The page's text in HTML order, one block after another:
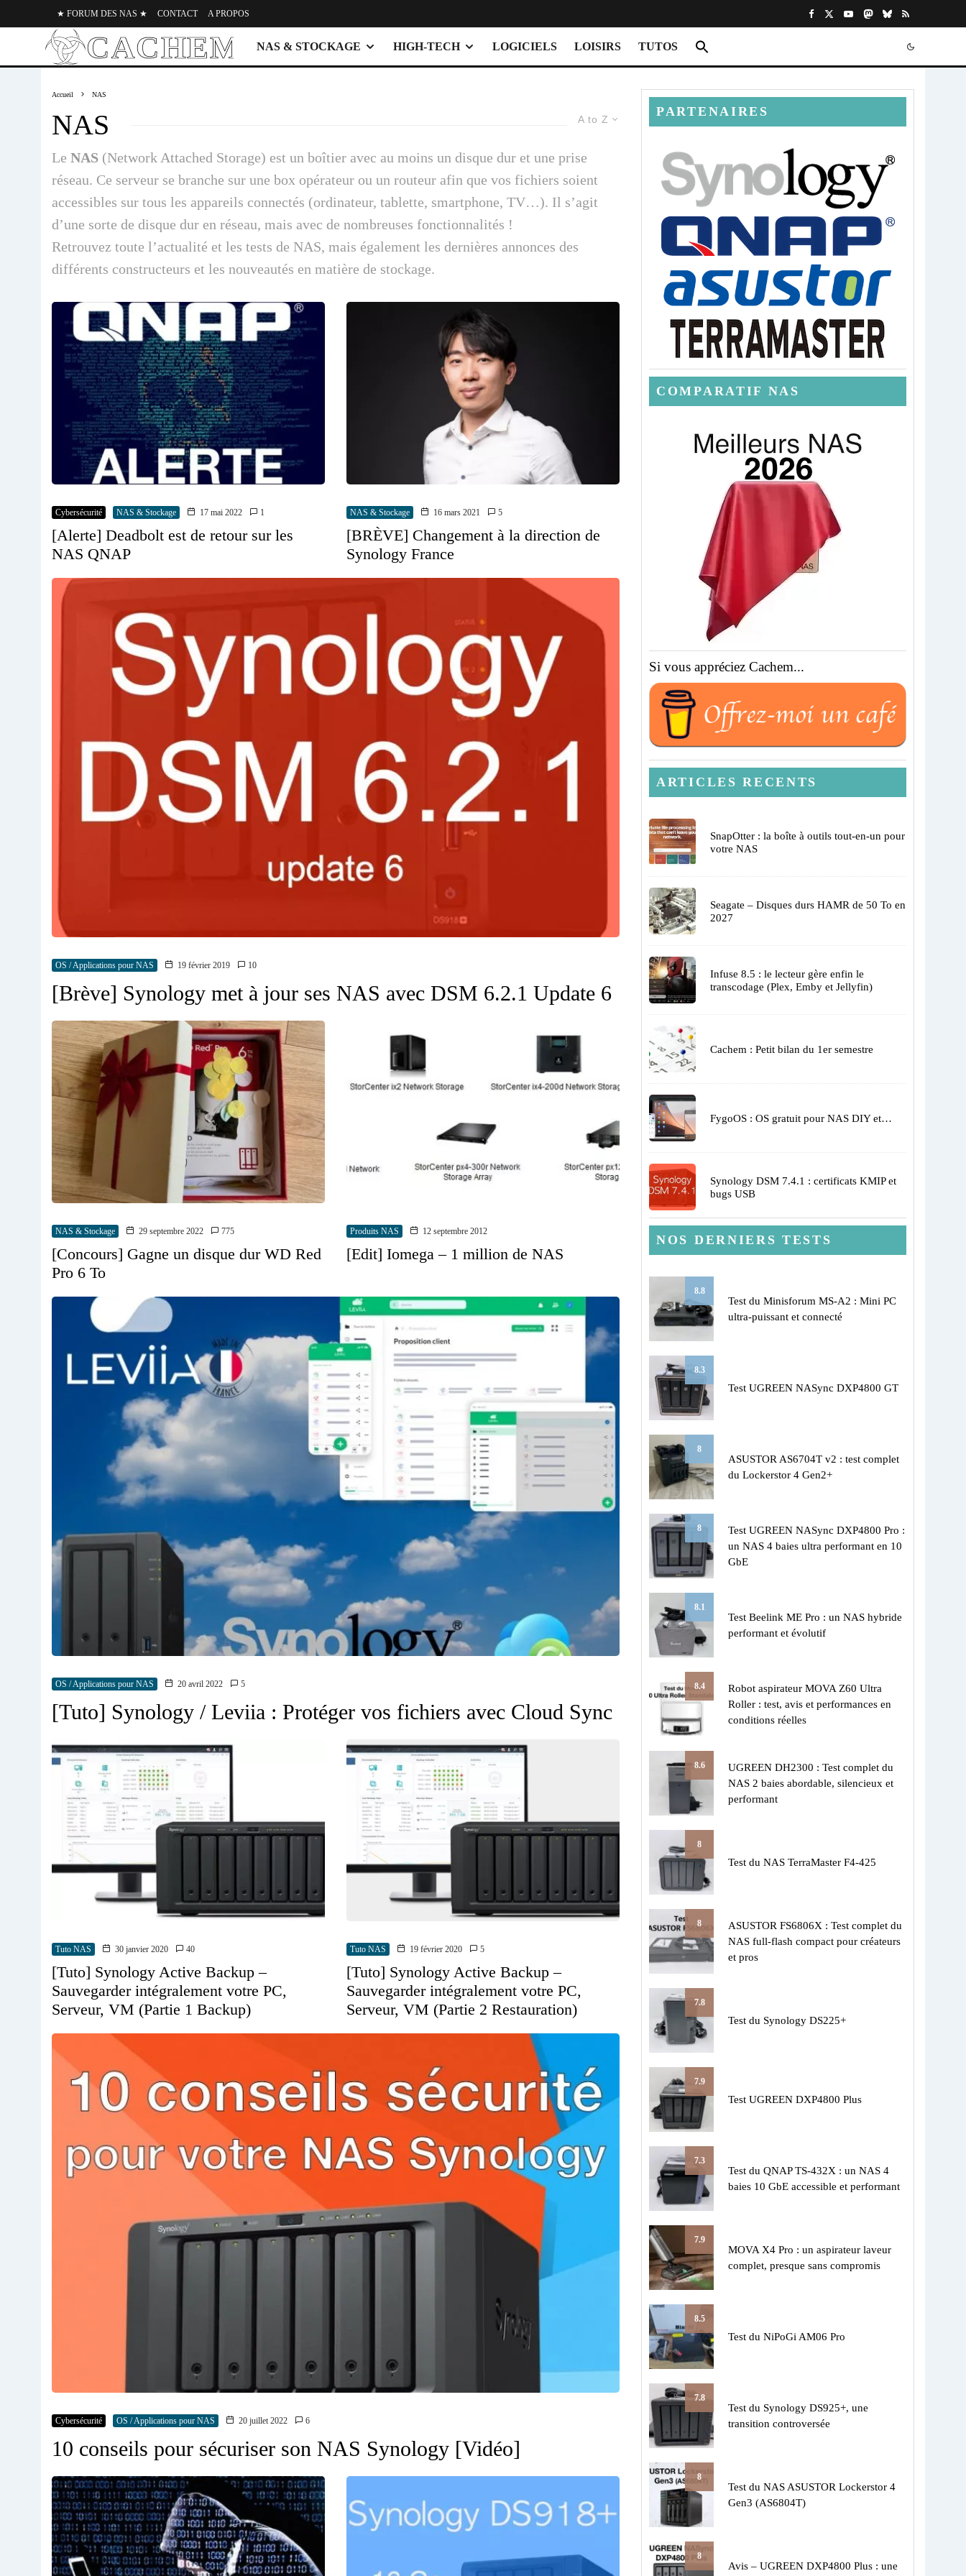
★ FORUM DES NAS ★ CONTACT A PROPOS
NAS & STOCKAGE HIGH-TECH LOGICIELS LOISIRS TUTOS
Accueil NAS
A to Z
NAS
Le NAS (Network Attached Storage) est un boîtier avec au moins un disque dur et une prise
réseau. Ce serveur se branche sur une box opérateur ou un routeur afin que vos fichiers soient
accessibles sur tous les appareils connectés (ordinateur, tablette, smartphone, TV…). Il s’agit
d’une sorte de disque dur en réseau, mais avec de nombreuses fonctionnalités !
Retrouvez toute l’actualité et les tests de NAS, mais également les dernières annonces des
différents constructeurs et les nouveautés en matière de stockage.
Cybersécurité NAS & Stockage 17 mai 2022 1
[Alerte] Deadbolt est de retour sur les
NAS QNAP
NAS & Stockage 16 mars 2021 5
[BRÈVE] Changement à la direction de
Synology France
OS / Applications pour NAS 19 février 2019 10
[Brève] Synology met à jour ses NAS avec DSM 6.2.1 Update 6
NAS & Stockage 29 septembre 2022 775
[Concours] Gagne un disque dur WD Red
Pro 6 To
Produits NAS 12 septembre 2012
[Edit] Iomega – 1 million de NAS
OS / Applications pour NAS 20 avril 2022 5
[Tuto] Synology / Leviia : Protéger vos fichiers avec Cloud Sync
Tuto NAS 30 janvier 2020 40
[Tuto] Synology Active Backup –
Sauvegarder intégralement votre PC,
Serveur, VM (Partie 1 Backup)
Tuto NAS 19 février 2020 5
[Tuto] Synology Active Backup –
Sauvegarder intégralement votre PC,
Serveur, VM (Partie 2 Restauration)
Cybersécurité OS / Applications pour NAS 20 juillet 2022 6
10 conseils pour sécuriser son NAS Synology [Vidéo]
PARTENAIRES
COMPARATIF NAS
Si vous appréciez Cachem...
ARTICLES RECENTS
SnapOtter : la boîte à outils tout-en-un pour
votre NAS
Seagate – Disques durs HAMR de 50 To en
2027
Infuse 8.5 : le lecteur gère enfin le
transcodage (Plex, Emby et Jellyfin)
Cachem : Petit bilan du 1er semestre
FygoOS : OS gratuit pour NAS DIY et…
Synology DSM 7.4.1 : certificats KMIP et
bugs USB
NOS DERNIERS TESTS
8.8
Test du Minisforum MS-A2 : Mini PC
ultra-puissant et connecté
8.3
Test UGREEN NASync DXP4800 GT
8
ASUSTOR AS6704T v2 : test complet
du Lockerstor 4 Gen2+
8
Test UGREEN NASync DXP4800 Pro :
un NAS 4 baies ultra performant en 10
GbE
8.1
Test Beelink ME Pro : un NAS hybride
performant et évolutif
8.4
Robot aspirateur MOVA Z60 Ultra
Roller : test, avis et performances en
conditions réelles
8.6
UGREEN DH2300 : Test complet du
NAS 2 baies abordable, silencieux et
performant
8
Test du NAS TerraMaster F4-425
8
ASUSTOR FS6806X : Test complet du
NAS full-flash compact pour créateurs
et pros
7.8
Test du Synology DS225+
7.9
Test UGREEN DXP4800 Plus
7.3
Test du QNAP TS-432X : un NAS 4
baies 10 GbE accessible et performant
7.9
MOVA X4 Pro : un aspirateur laveur
complet, presque sans compromis
8.5
Test du NiPoGi AM06 Pro
7.8
Test du Synology DS925+, une
transition controversée
8
Test du NAS ASUSTOR Lockerstor 4
Gen3 (AS6804T)
8
Avis – UGREEN DXP4800 Plus : une